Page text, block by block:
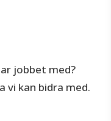
jobbet med?
vi kan bidra med.